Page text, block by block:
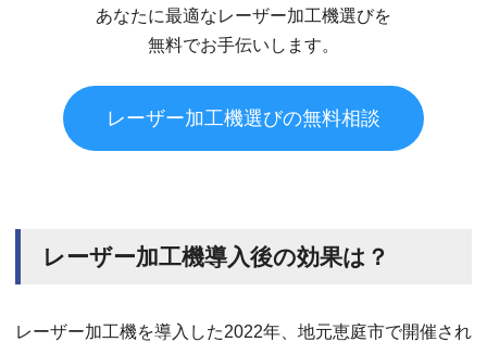
あなたに最適なレーザー加工機選びを
無料でお手伝いします。
レーザー加工機選びの無料相談
レーザー加工機導入後の効果は？
レーザー加工機を導入した2022年、地元恵庭市で開催され